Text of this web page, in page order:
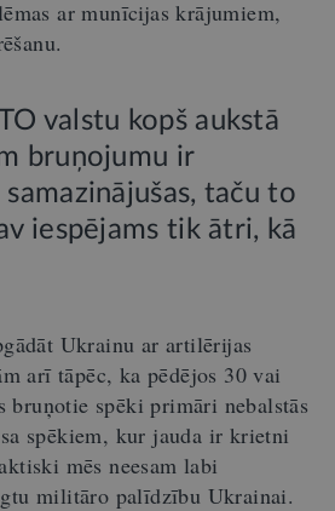
ar munīcijas krājumiem,
valstu kopš aukstā
bruņojumu ir
taču to
iespējams tik ātri, kā
Ukrainu ar artilērijas
arī tāpēc, ka pēdējos 30 vai
bruņotie spēki primāri nebalstās
spēkiem, kur jauda ir krietni
mēs neesam labi
militāro palīdzību Ukrainai.